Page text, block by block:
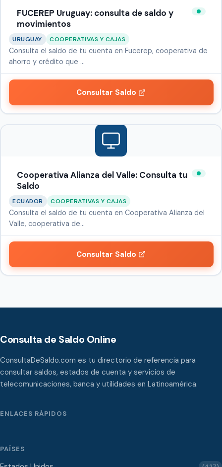
FUCEREP Uruguay: consulta de saldo y
movimientos
URUGUAY COOPERATIVAS Y CAJAS
Consulta el saldo de tu cuenta en Fucerep, cooperativa de
ahorro y crédito que …
Consultar Saldo
Cooperativa Alianza del Valle: Consulta tu
Saldo
ECUADOR COOPERATIVAS Y CAJAS
Consulta el saldo de tu cuenta en Cooperativa Alianza del
Valle, cooperativa de…
Consultar Saldo
Consulta de Saldo Online
ConsultaDeSaldo.com es tu directorio de referencia para
consultar saldos, estados de cuenta y servicios de
telecomunicaciones, banca y utilidades en Latinoamérica.
ENLACES RÁPIDOS
PAÍSES